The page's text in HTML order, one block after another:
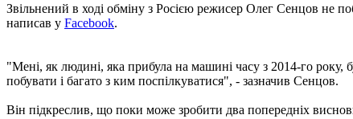
Звільнений в ході обміну з Росією режисер Олег Сенцов не
написав у Facebook.
"Мені, як людині, яка прибула на машині часу з 2014-го року,
побувати і багато з ким поспілкуватися", - зазначив Сенцов.
Він підкреслив, що поки може зробити два попередніх